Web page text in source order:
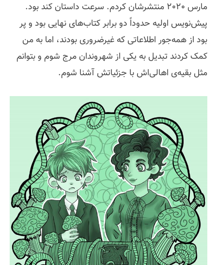
مارس 2020 منتشرشان کردم. سرعت داستان کند بود.
پیش‌نویس اولیه حدوداً دو برابر کتاب‌های نهایی بود و پر
بود از همه‌جور اطلاعاتی که غیرضروری بودند، اما به من
کمک کردند تبدیل به یکی از شهروندان مرج شوم و بتوانم
مثل بقیه‌ی اهالی‌اش با جزئیاتش آشنا شوم.